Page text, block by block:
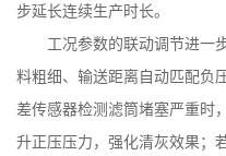
步延长连续生产时长。
工况参数的联动调节进一
料粗细、输送距离自动匹配负
差传感器检测滤筒堵塞严重时
升正压压力，强化清灰效果；